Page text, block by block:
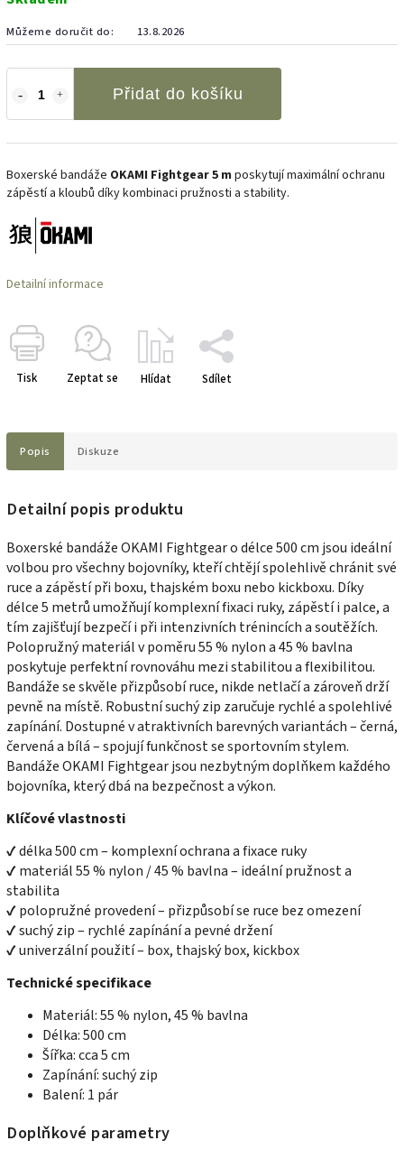
Můžeme doručit do: 13.8.2026
Přidat do košíku
Boxerské bandáže OKAMI Fightgear 5 m poskytují maximální ochranu
zápěstí a kloubů díky kombinaci pružnosti a stability.
Detailní informace
Tisk Zeptat se Hlídat Sdílet
Popis Diskuze
Detailní popis produktu
Boxerské bandáže OKAMI Fightgear o délce 500 cm jsou ideální
volbou pro všechny bojovníky, kteří chtějí spolehlivě chránit své
ruce a zápěstí při boxu, thajském boxu nebo kickboxu. Díky
délce 5 metrů umožňují komplexní fixaci ruky, zápěstí i palce, a
tím zajišťují bezpečí i při intenzivních trénincích a soutěžích.
Polopružný materiál v poměru 55 % nylon a 45 % bavlna
poskytuje perfektní rovnováhu mezi stabilitou a flexibilitou.
Bandáže se skvěle přizpůsobí ruce, nikde netlačí a zároveň drží
pevně na místě. Robustní suchý zip zaručuje rychlé a spolehlivé
zapínání. Dostupné v atraktivních barevných variantách – černá,
červená a bílá – spojují funkčnost se sportovním stylem.
Bandáže OKAMI Fightgear jsou nezbytným doplňkem každého
bojovníka, který dbá na bezpečnost a výkon.
Klíčové vlastnosti
✔ délka 500 cm – komplexní ochrana a fixace ruky
✔ materiál 55 % nylon / 45 % bavlna – ideální pružnost a
stabilita
✔ polopružné provedení – přizpůsobí se ruce bez omezení
✔ suchý zip – rychlé zapínání a pevné držení
✔ univerzální použití – box, thajský box, kickbox
Technické specifikace
Materiál: 55 % nylon, 45 % bavlna
Délka: 500 cm
Šířka: cca 5 cm
Zapínání: suchý zip
Balení: 1 pár
Doplňkové parametry